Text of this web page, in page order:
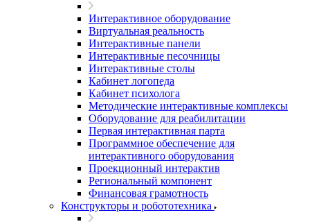
Интерактивное оборудование
Виртуальная реальность
Интерактивные панели
Интерактивные песочницы
Интерактивные столы
Кабинет логопеда
Кабинет психолога
Методические интерактивные комплексы
Оборудование для реабилитации
Первая интерактивная парта
Программное обеспечение для
интерактивного оборудования
Проекционный интерактив
Региональный компонент
Финансовая грамотность
Конструкторы и робототехника